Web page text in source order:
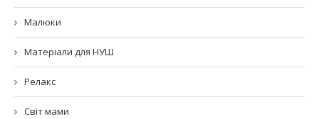
Малюки
Матеріали для НУШ
Релакс
Світ мами